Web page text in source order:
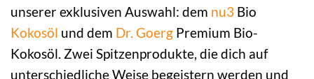
unserer exklusiven Auswahl: dem nu3 Bio
Kokosöl und dem Dr. Goerg Premium Bio-
Kokosöl. Zwei Spitzenprodukte, die dich auf
unterschiedliche Weise begeistern werden und